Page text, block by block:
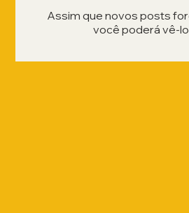
Assim que novos posts
você poderá vê-